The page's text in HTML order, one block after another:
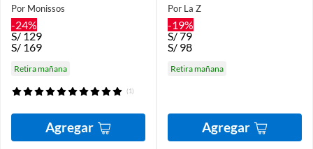
Por Monissos
-24%
S/129
S/ 169
Retira mañana
(1)
Agregar
Por La Z
-19%
S/79
S/ 98
Retira mañana
Agregar